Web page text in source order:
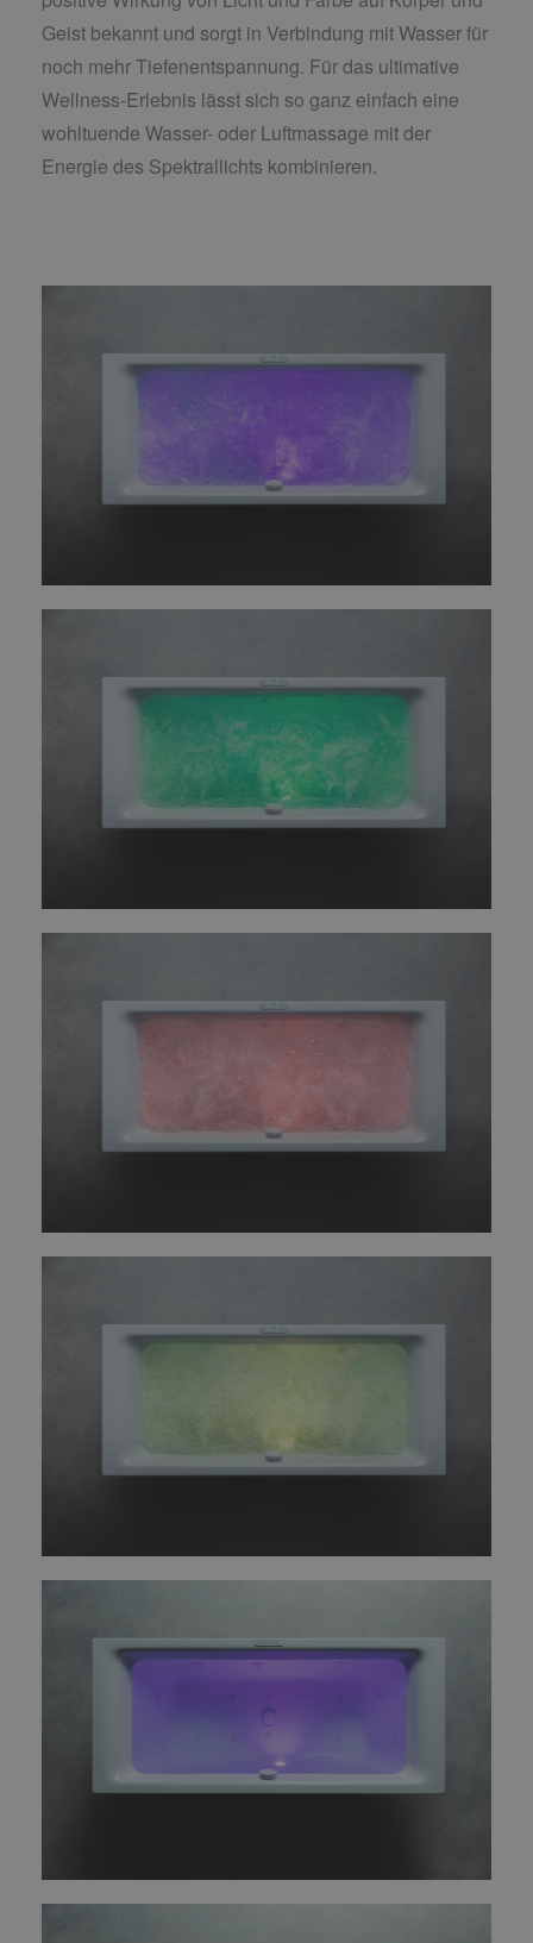
Geist bekannt und sorgt in Verbindung mit Wasser für
noch mehr Tiefenentspannung. Für das ultimative
Wellness-Erlebnis lässt sich so ganz einfach eine
wohltuende Wasser- oder Luftmassage mit der
Energie des Spektrallichts kombinieren.